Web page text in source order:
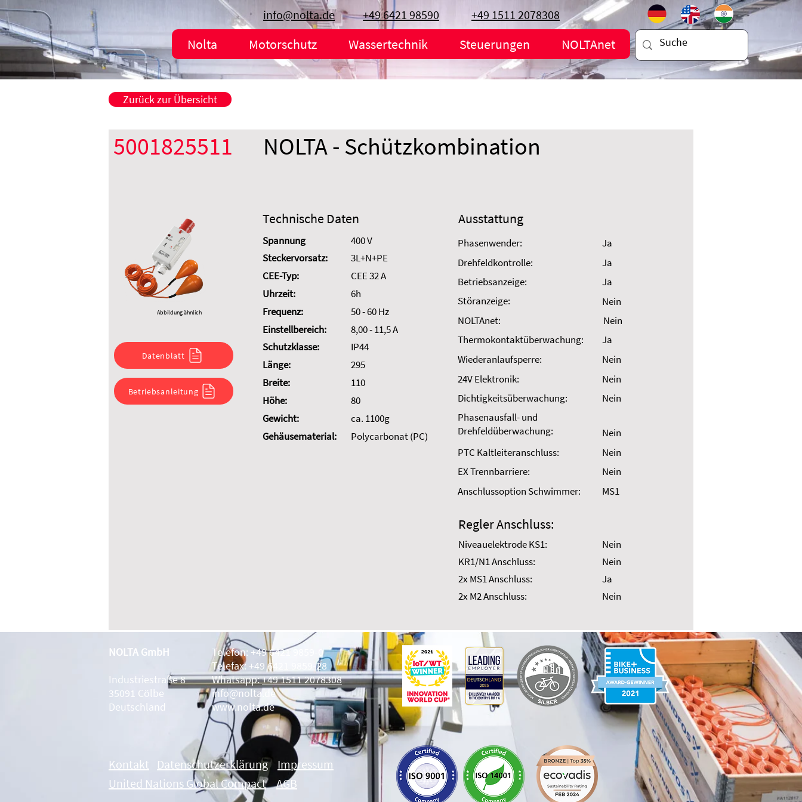
Nolta Motorschutz Wassertechnik Steuerungen NOLTAnet
info@nolta.de +49 6421 98590 +49 1511 2078308
Zurück zur Übersicht
5001825511 NOLTA - Schützkombination
Abbildung ähnlich
Datenblatt
Betriebsanleitung
Technische Daten
Spannung
Steckervorsatz:
CEE-Typ:
Uhrzeit:
Frequenz:
Einstellbereich:
Schutzklasse:
Länge:
Breite:
Höhe:
Gewicht:
Gehäusematerial:
400 V
3L+N+PE
CEE 32 A
6h
50 - 60 Hz
8,00 - 11,5 A
IP44
295
110
80
ca. 1100g
Polycarbonat (PC)
Ausstattung
Phasenwender:
Drehfeldkontrolle:
Betriebsanzeige:
Störanzeige:
NOLTAnet:
Thermokontaktüberwachung:
Wiederanlaufsperre:
24V Elektronik:
Dichtigkeitsüberwachung:
Phasenausfall- und
Drehfeldüberwachung:
PTC Kaltleiteranschluss:
EX Trennbarriere:
Anschlussoption Schwimmer:
Ja
Ja
Ja
Nein
Nein
Ja
Nein
Nein
Nein
Nein
Nein
Nein
MS1
Regler Anschluss:
Niveauelektrode KS1:
KR1/N1 Anschluss:
2x MS1 Anschluss:
2x M2 Anschluss:
Nein
Nein
Ja
Nein
NOLTA GmbH
Industriestraße 8
35091 Cölbe
Deutschland
Telefon: +49 6421 9859-0
Telefax: +49 6421 9859-28
Whatsapp:+49 1511 2078308
info@nolta.de
www.nolta.de
Kontakt Datenschutzerklärung
Impressum
United Nations Global Compact
AGB